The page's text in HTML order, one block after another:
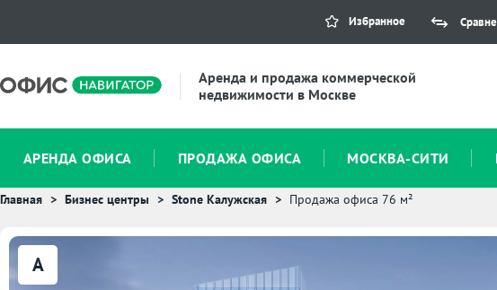
Избранное
Аренда и продажа коммерческой
недвижимости в Москве
АРЕНДА ОФИСА ПРОДАЖА ОФИСА МОСКВА-СИТИ
Главная Бизнес центры Stone Калужская Продажа офиса 76 м²
A